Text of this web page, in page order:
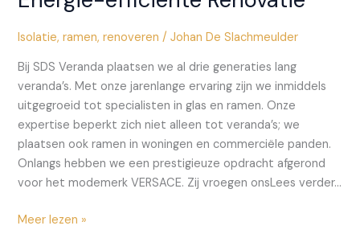
Isolatie,ramen,renoveren /Johan De Slachmeulder
Bij SDS Veranda plaatsen we al drie generaties lang
veranda’s. Met onze jarenlange ervaring zijn we inmiddels
uitgegroeid tot specialisten in glas en ramen. Onze
expertise beperkt zich niet alleen tot veranda’s; we
plaatsen ook ramen in woningen en commerciële panden.
Onlangs hebben we een prestigieuze opdracht afgerond
voor het modemerk VERSACE. Zij vroegen onsLees verder…
Waarom
Meer lezen »